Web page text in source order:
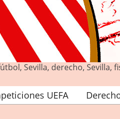
Sevilla, derecho, Sevilla,
UEFA